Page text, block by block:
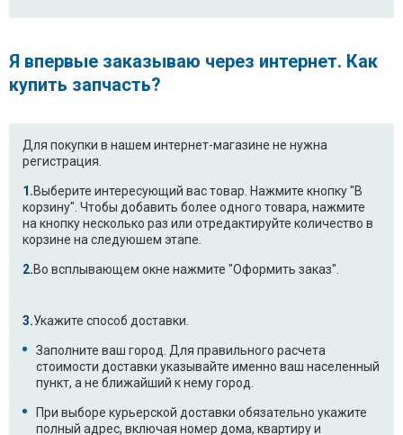
Я впервые заказываю через интернет. Как
купить запчасть?
Для покупки в нашем интернет-магазине не нужна
регистрация.
Выберите интересующий вас товар. Нажмите кнопку "В
корзину". Чтобы добавить более одного товара, нажмите
на кнопку несколько раз или отредактируйте количество в
корзине на следуюшем этапе.
Во всплывающем окне нажмите "Оформить заказ".
Укажите способ доставки.
Заполните ваш город. Для правильного расчета
стоимости доставки указывайте именно ваш населенный
пункт, а не ближайший к нему город.
При выборе курьерской доставки обязательно укажите
полный адрес, включая номер дома, квартиру и